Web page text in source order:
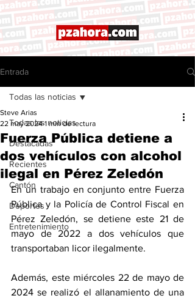
Entrada
Todas las noticias
Destacadas
Recientes
Cantón
Deportes
Entretenimiento
Todas las noticias
Fuerza Pública detiene a
dos vehículos con alcohol
ilegal en Pérez Zeledón
Steve Arias
22 may 2024 1 min de lectura
En un trabajo en conjunto entre Fuerza
Pública y la Policía de Control Fiscal en
Pérez Zeledón, se detiene este 21 de
mayo de 2022 a dos vehículos que
transportaban licor ilegalmente.
Además, este miércoles 22 de mayo de
2024 se realizó el allanamiento de una